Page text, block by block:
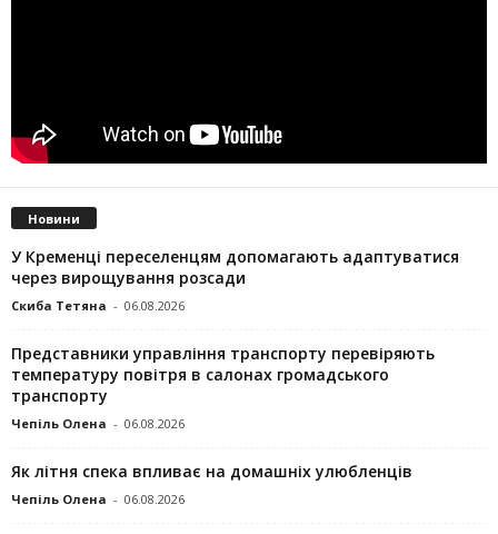
Новини
У Кременці переселенцям допомагають адаптуватися
через вирощування розсади
Скиба Тетяна - 06.08.2026
Представники управління транспорту перевіряють
температуру повітря в салонах громадського
транспорту
Чепіль Олена - 06.08.2026
Як літня спека впливає на домашніх улюбленців
Чепіль Олена - 06.08.2026